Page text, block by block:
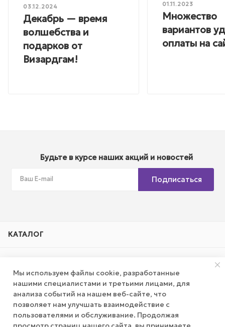
03.12.2024
Декабрь — время
волшебства и
подарков от
Визардгам!
01.11.2023
Множество
вариантов
оплаты на
Будьте в курсе наших акций и новостей
Подписаться
КАТАЛОГ
КОМПАНИЯ
ПУБЛИЧНАЯ ОФЕРТА
Мы используем файлы cookie, разработанные
нашими специалистами и третьими лицами, для
анализа событий на нашем веб-сайте, что
позволяет нам улучшать взаимодействие с
пользователями и обслуживание. Продолжая